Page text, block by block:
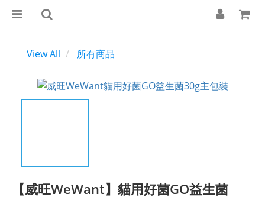
View All 所有商品
【威旺WeWant】貓用好菌GO益生菌